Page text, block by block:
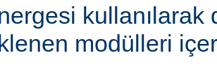
kullanılarak
modülleri